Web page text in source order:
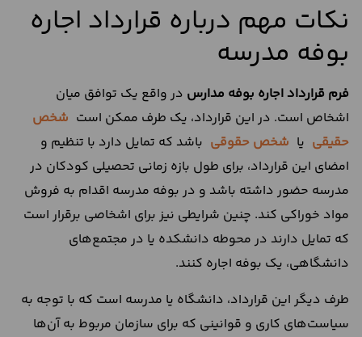
نکات مهم درباره قرارداد اجاره
بوفه مدرسه
فرم قرارداد اجاره بوفه مدارس در واقع یک توافق میان
اشخاص است. در این قرارداد، یک طرف ممکن است شخص
حقیقی یا شخص حقوقی باشد که تمایل دارد با تنظیم و
امضای این قرارداد، برای طول بازه زمانی تحصیلی کودکان در
مدرسه حضور داشته باشد و در بوفه مدرسه اقدام به فروش
مواد خوراکی کند. چنین شرایطی نیز برای اشخاصی برقرار است
که تمایل دارند در محوطه دانشکده یا در مجتمع‌های
دانشگاهی، یک بوفه اجاره کنند.
طرف دیگر این قرارداد، دانشگاه یا مدرسه است که با توجه به
سیاست‌های کاری و قوانینی که برای سازمان‌ مربوط به آن‌ها